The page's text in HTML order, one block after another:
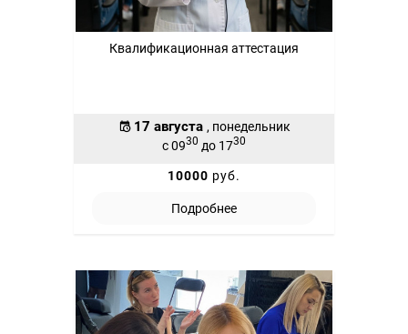
Квалификационная аттестация
17 августа , понедельник
с 0930 до 1730
10000 руб.
Подробнее